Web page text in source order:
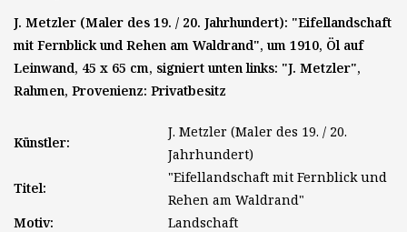
J. Metzler (Maler des 19. / 20. Jahrhundert): "Eifellandschaft
mit Fernblick und Rehen am Waldrand", um 1910, Öl auf
Leinwand, 45 x 65 cm, signiert unten links: "J. Metzler",
Rahmen, Provenienz: Privatbesitz
Künstler:
J. Metzler (Maler des 19. / 20.
Jahrhundert)
Titel:
"Eifellandschaft mit Fernblick und
Rehen am Waldrand"
Motiv:
Landschaft